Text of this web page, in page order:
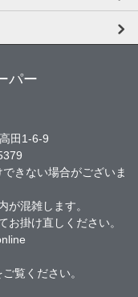
パー
田1-6-9
きない場合がございま
が混雑します。
お掛け直しください。
ご覧ください。